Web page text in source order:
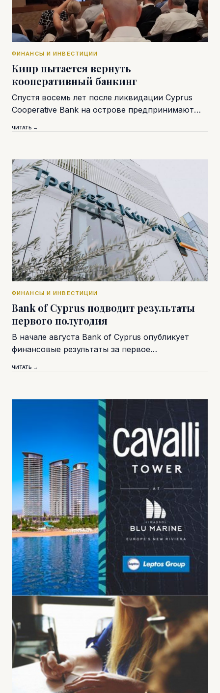
ФИНАНСЫ И ИНВЕСТИЦИИ
Кипр пытается вернуть
кооперативный банкинг
Спустя восемь лет после ликвидации Cyprus
Cooperative Bank на острове предпринимают…
ЧИТАТЬ →
ФИНАНСЫ И ИНВЕСТИЦИИ
Bank of Cyprus подводит результаты
первого полугодия
В начале августа Bank of Cyprus опубликует
финансовые результаты за первое…
ЧИТАТЬ →